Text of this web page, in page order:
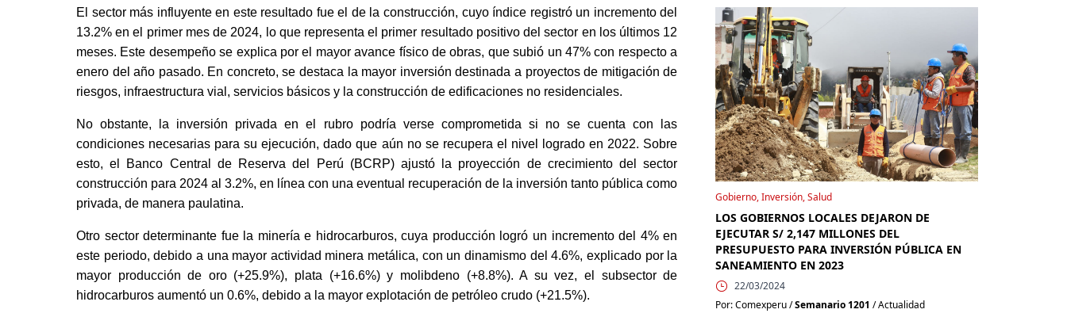
El sector más influyente en este resultado fue el de la construcción, cuyo índice registró un incremento del
13.2% en el primer mes de 2024, lo que representa el primer resultado positivo del sector en los últimos 12
meses. Este desempeño se explica por el mayor avance físico de obras, que subió un 47% con respecto a
enero del año pasado. En concreto, se destaca la mayor inversión destinada a proyectos de mitigación de
riesgos, infraestructura vial, servicios básicos y la construcción de edificaciones no residenciales.
No obstante, la inversión privada en el rubro podría verse comprometida si no se cuenta con las
condiciones necesarias para su ejecución, dado que aún no se recupera el nivel logrado en 2022. Sobre
esto, el Banco Central de Reserva del Perú (BCRP) ajustó la proyección de crecimiento del sector
construcción para 2024 al 3.2%, en línea con una eventual recuperación de la inversión tanto pública como
privada, de manera paulatina.
Otro sector determinante fue la minería e hidrocarburos, cuya producción logró un incremento del 4% en
este periodo, debido a una mayor actividad minera metálica, con un dinamismo del 4.6%, explicado por la
mayor producción de oro (+25.9%), plata (+16.6%) y molibdeno (+8.8%). A su vez, el subsector de
hidrocarburos aumentó un 0.6%, debido a la mayor explotación de petróleo crudo (+21.5%).
Gobierno, Inversión, Salud
LOS GOBIERNOS LOCALES DEJARON DE
EJECUTAR S/ 2,147 MILLONES DEL
PRESUPUESTO PARA INVERSIÓN PÚBLICA EN
SANEAMIENTO EN 2023
22/03/2024
Por: Comexperu /Semanario 1201 / Actualidad